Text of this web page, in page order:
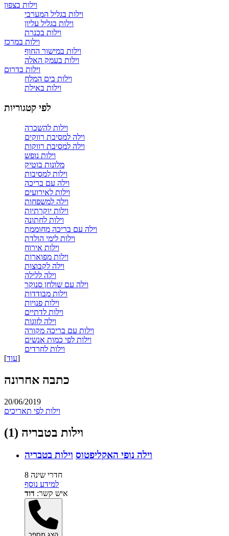
וילות בצפון
וילות בגליל המערבי
וילות בגליל עליון
וילות בכנרת
וילות במרכז
וילות במישור החוף
וילות בעמק האלה
וילות בדרום
וילות בים המלח
וילות באילת
לפי קטגוריות
וילות להשכרה
וילה למסיבת רווקים
וילה למסיבת רווקות
וילות נופש
מלונות בוטיק
וילות למסיבות
וילה עם בריכה
וילות לאירועים
וילה למשפחות
וילות יוקרתיות
וילות לחתונה
וילה עם בריכה מחוממת
וילות לימי הולדת
וילות אירוח
וילות מפוארות
וילה לקבוצות
וילה ללילה
וילה עם שולחן סנוקר
וילות מבודדות
וילות פנויות
וילות לדתיים
וילה לזוגות
וילות עם בריכה מקורה
וילות לפי כמות אנשים
וילות לחרדים
[עוד]
כתבה אחרונה
20/06/2019
וילות לפי תאריכים
וילות בטבריה (1)
וילה נופי האקליפטוס וילות בטבריה
8 חדרי שינה
למידע נוסף
איש קשר: דוד